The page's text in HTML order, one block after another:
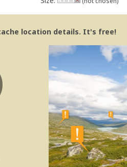
location details. It's free!